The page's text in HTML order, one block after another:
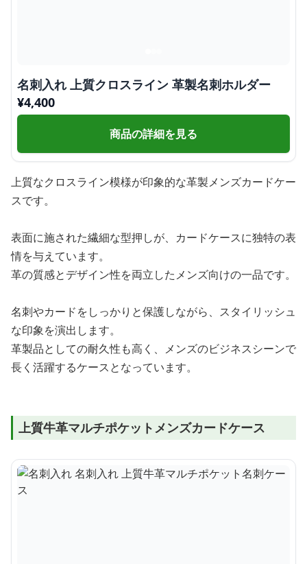
名刺入れ 上質クロスライン 革製名刺ホルダー
¥4,400
商品の詳細を見る
上質なクロスライン模様が印象的な革製メンズカードケー
スです。
表面に施された繊細な型押しが、カードケースに独特の表
情を与えています。
革の質感とデザイン性を両立したメンズ向けの一品です。
名刺やカードをしっかりと保護しながら、スタイリッシュ
な印象を演出します。
革製品としての耐久性も高く、メンズのビジネスシーンで
長く活躍するケースとなっています。
上質牛革マルチポケットメンズカードケース